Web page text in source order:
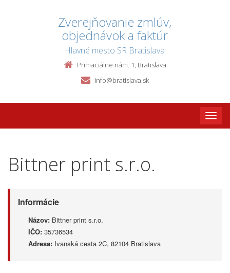
Zverejňovanie zmlúv,
objednávok a faktúr
Hlavné mesto SR Bratislava
Primaciálne nám. 1, Bratislava
info@bratislava.sk
Toggle
Bittner print s.r.o.
Informácie
Názov: Bittner print s.r.o.
IČO: 35736534
Adresa: Ivanská cesta 2C, 82104 Bratislava